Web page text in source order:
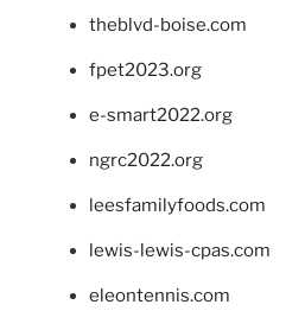
theblvd-boise.com
fpet2023.org
e-smart2022.org
ngrc2022.org
leesfamilyfoods.com
lewis-lewis-cpas.com
eleontennis.com